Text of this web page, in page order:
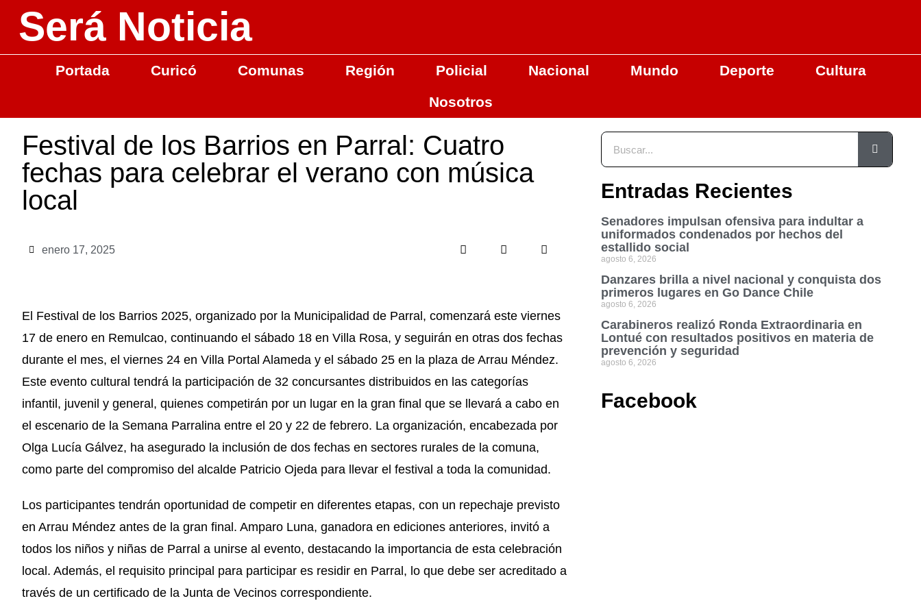
Será Noticia
Portada Curicó Comunas Región Policial Nacional Mundo Deporte
Cultura
Nosotros
Festival de los Barrios en Parral: Cuatro
fechas para celebrar el verano con música
local
enero 17, 2025
El Festival de los Barrios 2025, organizado por la Municipalidad de Parral, comenzará este viernes
17 de enero en Remulcao, continuando el sábado 18 en Villa Rosa, y seguirán en otras dos fechas
durante el mes, el viernes 24 en Villa Portal Alameda y el sábado 25 en la plaza de Arrau Méndez.
Este evento cultural tendrá la participación de 32 concursantes distribuidos en las categorías
infantil, juvenil y general, quienes competirán por un lugar en la gran final que se llevará a cabo en
el escenario de la Semana Parralina entre el 20 y 22 de febrero. La organización, encabezada por
Olga Lucía Gálvez, ha asegurado la inclusión de dos fechas en sectores rurales de la comuna,
como parte del compromiso del alcalde Patricio Ojeda para llevar el festival a toda la comunidad.
Los participantes tendrán oportunidad de competir en diferentes etapas, con un repechaje previsto
en Arrau Méndez antes de la gran final. Amparo Luna, ganadora en ediciones anteriores, invitó a
todos los niños y niñas de Parral a unirse al evento, destacando la importancia de esta celebración
local. Además, el requisito principal para participar es residir en Parral, lo que debe ser acreditado a
través de un certificado de la Junta de Vecinos correspondiente.
Entradas Recientes
Senadores impulsan ofensiva para indultar a
uniformados condenados por hechos del
estallido social
agosto 6, 2026
Danzares brilla a nivel nacional y conquista dos
primeros lugares en Go Dance Chile
agosto 6, 2026
Carabineros realizó Ronda Extraordinaria en
Lontué con resultados positivos en materia de
prevención y seguridad
agosto 6, 2026
Facebook